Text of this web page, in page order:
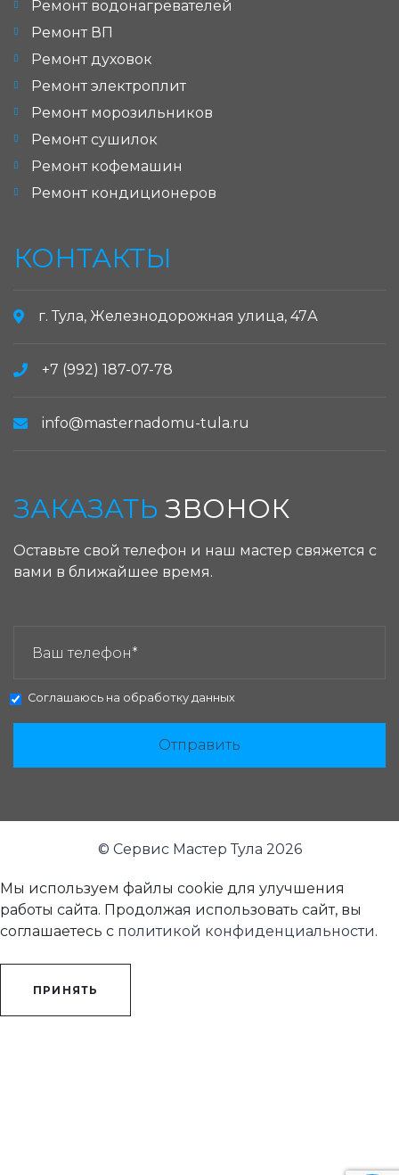
Ремонт водонагревателей
Ремонт ВП
Ремонт духовок
Ремонт электроплит
Ремонт морозильников
Ремонт сушилок
Ремонт кофемашин
Ремонт кондиционеров
КОНТАКТЫ
г. Тула, Железнодорожная улица, 47А
+7 (992) 187-07-78
info@masternadomu-tula.ru
ЗАКАЗАТЬ ЗВОНОК
Оставьте свой телефон и наш мастер свяжется с
вами в ближайшее время.
Соглашаюсь на обработку данных
Отправить
© Сервис Мастер Тула 2026
Мы используем файлы cookie для улучшения
работы сайта. Продолжая использовать сайт, вы
соглашаетесь с политикой конфиденциальности.
ПРИНЯТЬ